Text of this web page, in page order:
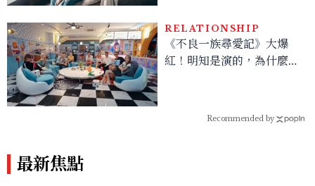
《不良一族尋愛記》大爆
紅！明知是演的，為什麼我
RELATIONSHIP
Recommended by
最新焦點